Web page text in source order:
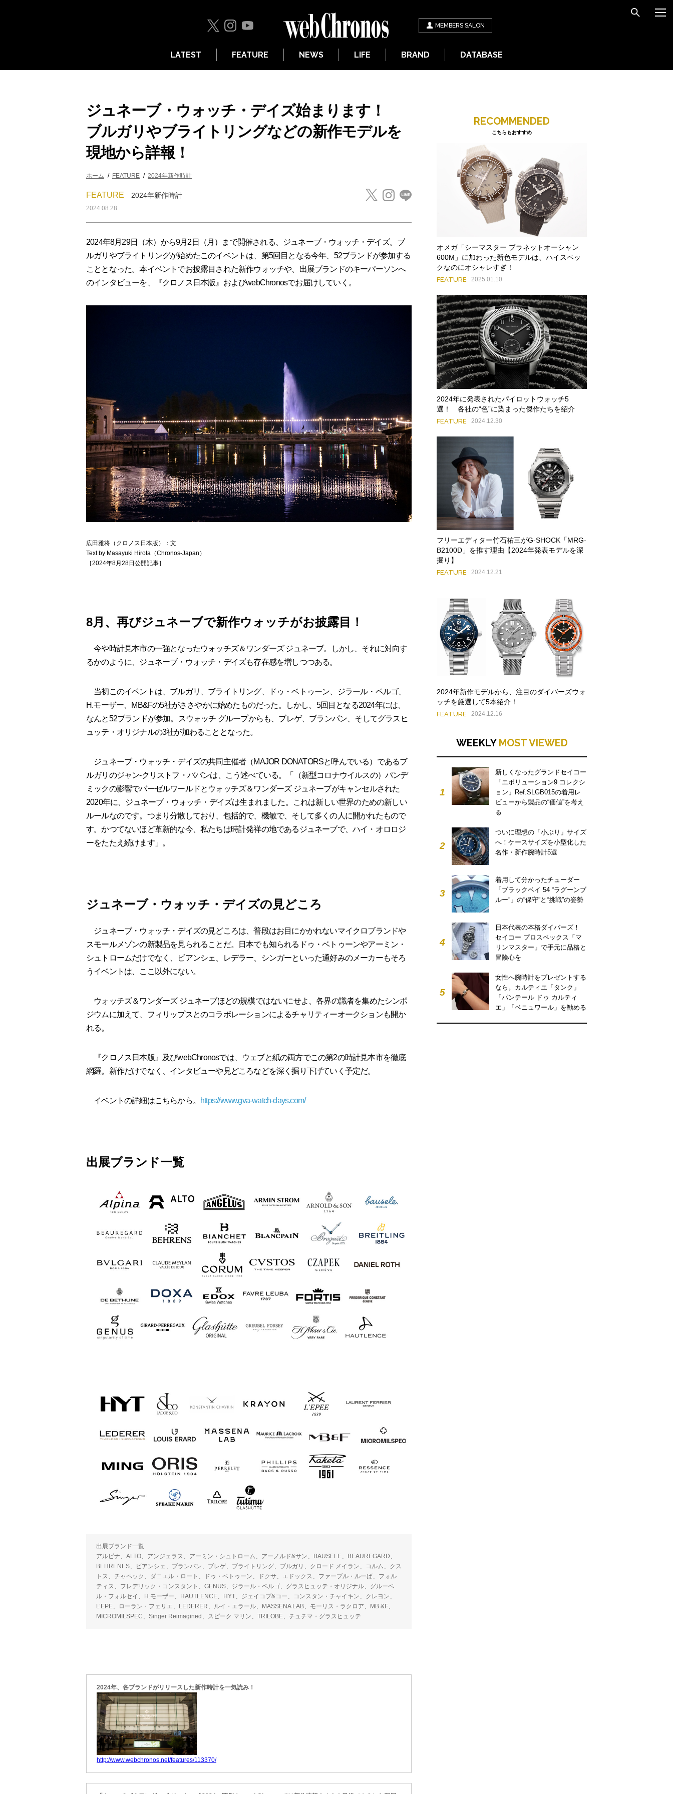
MEMBERS SALON
LATEST FEATURE NEWS LIFE BRAND DATABASE
ジュネーブ・ウォッチ・デイズ始まります！
ブルガリやブライトリングなどの新作モデルを
現地から詳報！
ホーム FEATURE 2024年新作時計
FEATURE 2024年新作時計
2024.08.28
2024年8月29日（木）から9月2日（月）まで開催される、ジュネーブ・ウォッチ・デイズ。ブ
ルガリやブライトリングが始めたこのイベントは、第5回目となる今年、52ブランドが参加する
こととなった。本イベントでお披露目された新作ウォッチや、出展ブランドのキーパーソンへ
のインタビューを、『クロノス日本版』およびwebChronosでお届けしていく。
広田雅将（クロノス日本版）：文
Text by Masayuki Hirota（Chronos-Japan）
［2024年8月28日公開記事］
8月、再びジュネーブで新作ウォッチがお披露目！
今や時計見本市の一強となったウォッチズ＆ワンダーズ ジュネーブ。しかし、それに対向す
るかのように、ジュネーブ・ウォッチ・デイズも存在感を増しつつある。
当初このイベントは、ブルガリ、ブライトリング、ドゥ・ベトゥーン、ジラール・ペルゴ、
H.モーザー、MB&Fの5社がささやかに始めたものだった。しかし、5回目となる2024年には、
なんと52ブランドが参加。スウォッチ グループからも、ブレゲ、ブランパン、そしてグラスヒ
ュッテ・オリジナルの3社が加わることとなった。
ジュネーブ・ウォッチ・デイズの共同主催者（MAJOR DONATORSと呼んでいる）であるブ
ルガリのジャン-クリストフ・ババンは、こう述べている。「（新型コロナウイルスの）パンデ
ミックの影響でバーゼルワールドとウォッチズ＆ワンダーズ ジュネーブがキャンセルされた
2020年に、ジュネーブ・ウォッチ・デイズは生まれました。これは新しい世界のための新しい
ルールなのです。つまり分散しており、包括的で、機敏で、そして多くの人に開かれたもので
す。かつてないほど革新的な今、私たちは時計発祥の地であるジュネーブで、ハイ・オロロジ
ーをたたえ続けます」。
ジュネーブ・ウォッチ・デイズの見どころ
ジュネーブ・ウォッチ・デイズの見どころは、普段はお目にかかれないマイクロブランドや
スモールメゾンの新製品を見られることだ。日本でも知られるドゥ・ベトゥーンやアーミン・
シュトロームだけでなく、ビアンシェ、レデラー、シンガーといった通好みのメーカーもそろ
うイベントは、ここ以外にない。
ウォッチズ＆ワンダーズ ジュネーブほどの規模ではないにせよ、各界の識者を集めたシンポ
ジウムに加えて、フィリップスとのコラボレーションによるチャリティーオークションも開か
れる。
『クロノス日本版』及びwebChronosでは、ウェブと紙の両方でこの第2の時計見本市を徹底
網羅。新作だけでなく、インタビューや見どころなどを深く掘り下げていく予定だ。
イベントの詳細はこちらから。 https://www.gva-watch-days.com/
出展ブランド一覧
出展ブランド一覧
アルピナ、ALTO、アンジェラス、アーミン・シュトローム、アーノルド&サン、BAUSELE、BEAUREGARD、
BEHRENES、ビアンシェ、ブランパン、ブレゲ、ブライトリング、ブルガリ、クロード メイラン、コルム、クス
トス、チャペック、ダニエル・ロート、ドゥ・ベトゥーン、ドクサ、エドックス、ファーブル・ルーば、フォル
ティス、フレデリック・コンスタント、GENUS、ジラール・ペルゴ、グラスヒュッテ・オリジナル、グルーベ
ル・フォルセイ、H.モーザー、HAUTLENCE、HYT、ジェイコブ&コー、コンスタン・チャイキン、クレヨン、
L’EPE、ローラン・フェリエ、LEDERER、ルイ・エラール、MASSENA LAB、モーリス・ラクロア、MB &F、
MICROMILSPEC、Singer Reimagined、スピーク マリン、TRILOBE、チュチマ・グラスヒュッテ
2024年、各ブランドがリリースした新作時計を一気読み！
http://www.webchronos.net/features/113370/
RECOMMENDED
こちらもおすすめ
オメガ「シーマスター プラネットオーシャン
600M」に加わった新色モデルは、ハイスペッ
クなのにオシャレすぎ！
FEATURE 2025.01.10
2024年に発表されたパイロットウォッチ5
選！ 各社の“色”に染まった傑作たちを紹介
FEATURE 2024.12.30
フリーエディター竹石祐三がG-SHOCK「MRG-
B2100D」を推す理由【2024年発表モデルを深
掘り】
FEATURE 2024.12.21
2024年新作モデルから、注目のダイバーズウォ
ッチを厳選して5本紹介！
FEATURE 2024.12.16
WEEKLY MOST VIEWED
1
新しくなったグランドセイコー
「エボリューション9 コレクシ
ョン」Ref.SLGB015の着用レ
ビューから製品の“価値”を考え
る
2
ついに理想の「小ぶり」サイズ
へ！ケースサイズを小型化した
名作・新作腕時計5選
3
着用して分かったチューダー
「ブラックベイ 54 “ラグーンブ
ルー”」の“保守”と“挑戦”の姿勢
4
日本代表の本格ダイバーズ！
セイコー プロスペックス「マ
リンマスター」で手元に品格と
冒険心を
5
女性へ腕時計をプレゼントする
なら。カルティエ「タンク」
「パンテール ドゥ カルティ
エ」「ベニュワール」を勧める